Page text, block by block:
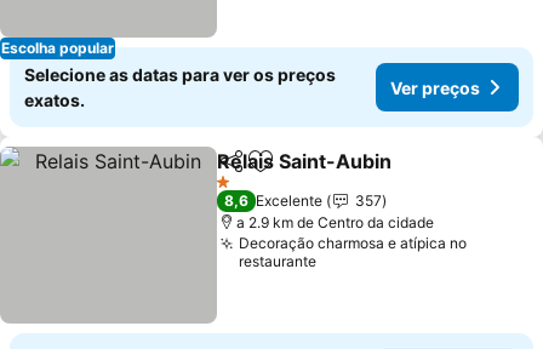
Escolha popular
Selecione as datas para ver os preços
exatos.
Ver preços
PartilharAdicionar aos favoritos
Relais Saint-Aubin
1 Estrelas
8,6 Excelente
357
a 2.9 km de Centro da cidade
Decoração charmosa e atípica no
restaurante